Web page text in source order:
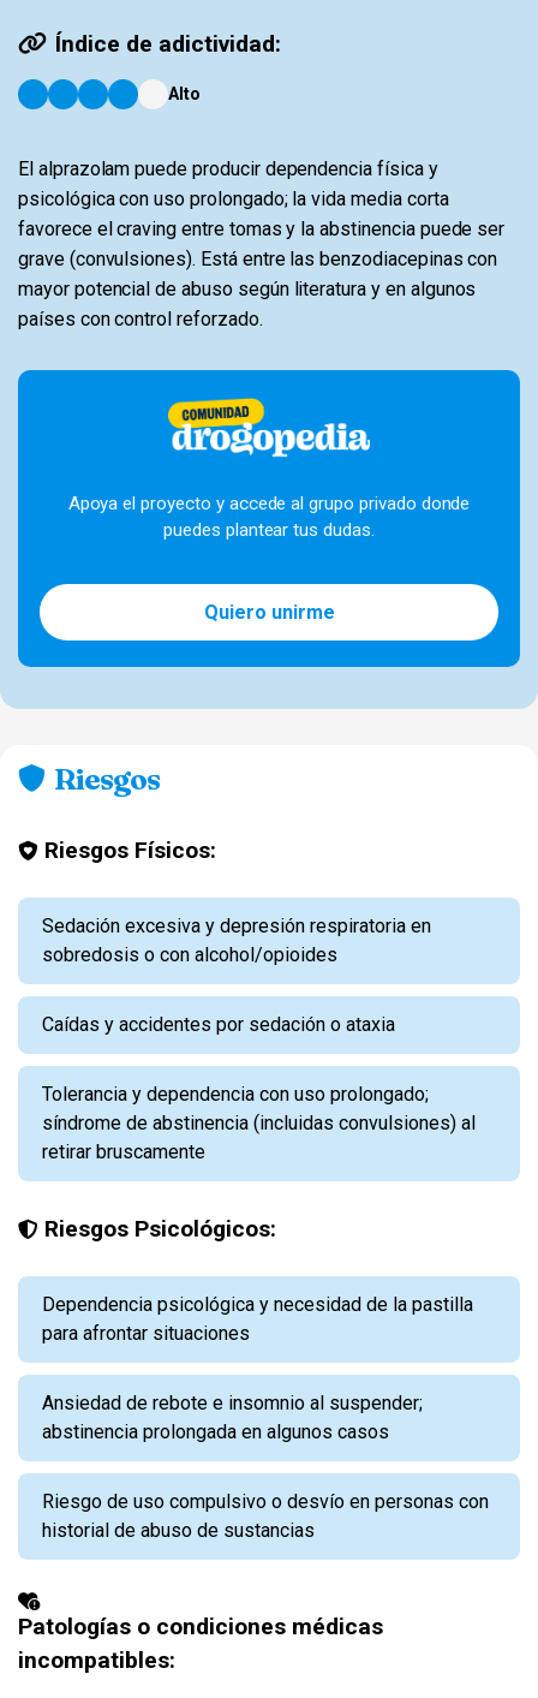
Índice de adictividad:
Alto
El alprazolam puede producir dependencia física y
psicológica con uso prolongado; la vida media corta
favorece el craving entre tomas y la abstinencia puede ser
grave (convulsiones). Está entre las benzodiacepinas con
mayor potencial de abuso según literatura y en algunos
países con control reforzado.
Apoya el proyecto y accede al grupo privado donde
puedes plantear tus dudas.
Quiero unirme
Riesgos
Riesgos Físicos:
Sedación excesiva y depresión respiratoria en
sobredosis o con alcohol/opioides
Caídas y accidentes por sedación o ataxia
Tolerancia y dependencia con uso prolongado;
síndrome de abstinencia (incluidas convulsiones) al
retirar bruscamente
Riesgos Psicológicos:
Dependencia psicológica y necesidad de la pastilla
para afrontar situaciones
Ansiedad de rebote e insomnio al suspender;
abstinencia prolongada en algunos casos
Riesgo de uso compulsivo o desvío en personas con
historial de abuso de sustancias
Patologías o condiciones médicas
incompatibles: